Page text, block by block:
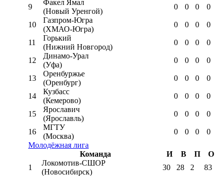
9
Факел Ямал
(Новый Уренгой)
0 0 0 0
10
Газпром-Югра
(ХМАО-Югра)
0 0 0 0
11
Горький
(Нижний Новгород)
0 0 0 0
12
Динамо-Урал
(Уфа)
0 0 0 0
13
Оренбуржье
(Оренбург)
0 0 0 0
14
Кузбасс
(Кемерово)
0 0 0 0
15
Ярославич
(Ярославль)
0 0 0 0
16
МГТУ
(Москва)
0 0 0
0
Молодёжная лига
Команда
И В П
О
1
Локомотив-CШОР
(Новосибирск)
30 28 2 83